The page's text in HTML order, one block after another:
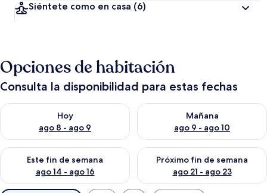
Siéntete como en casa (6)
Opciones de habitación
Consulta la disponibilidad para estas fechas
Hoy
ago 8 - ago 9
Consulta la disponibilidad para hoy ago 8 - ago 9
Mañana
ago 9 - ago 10
Consulta la disponibilidad
Este fin de semana
ago 14 - ago 16
Consulta la disponibilidad para este fin de semana ago 14 -
Próximo fin de semana
ago 21 - ago 23
Consulta la disponibilidad